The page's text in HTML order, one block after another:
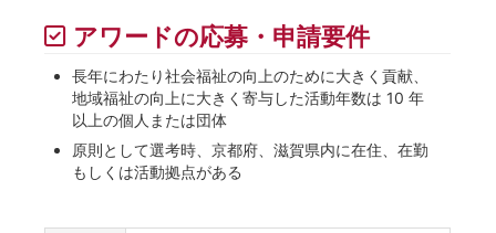
アワードの応募・申請要件
長年にわたり社会福祉の向上のために大きく貢献、
地域福祉の向上に大きく寄与した活動年数は 10 年
以上の個人または団体
原則として選考時、京都府、滋賀県内に在住、在勤
もしくは活動拠点がある